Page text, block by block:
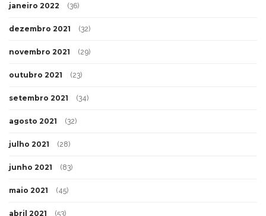
janeiro 2022 (36)
dezembro 2021 (32)
novembro 2021 (29)
outubro 2021 (23)
setembro 2021 (34)
agosto 2021 (32)
julho 2021 (28)
junho 2021 (83)
maio 2021 (45)
abril 2021 (53)